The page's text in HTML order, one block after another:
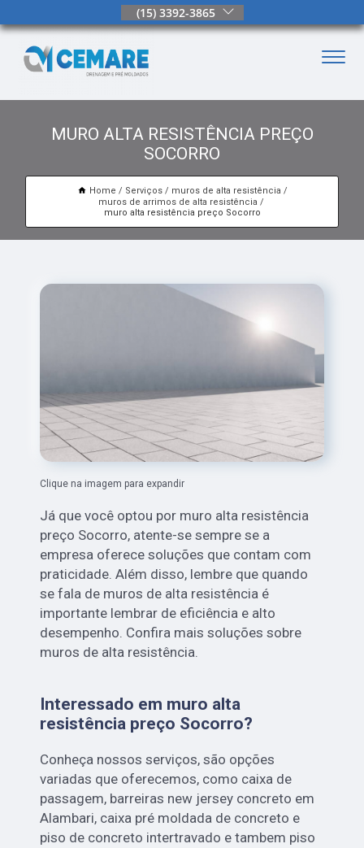
(15) 3392-3865
MURO ALTA RESISTÊNCIA PREÇO
SOCORRO
Home Serviços
muros de alta resistência
muros de arrimos de alta resistência
muro alta resistência preço Socorro
Clique na imagem para expandir
Já que você optou por muro alta resistência
preço Socorro, atente-se sempre se a
empresa oferece soluções que contam com
praticidade. Além disso, lembre que quando
se fala de muros de alta resistência é
importante lembrar de eficiência e alto
desempenho. Confira mais soluções sobre
muros de alta resistência.
Interessado em muro alta
resistência preço Socorro?
Conheça nossos serviços, são opções
variadas que oferecemos, como caixa de
passagem, barreiras new jersey concreto em
Alambari, caixa pré moldada de concreto e
piso de concreto intertravado e tambem piso